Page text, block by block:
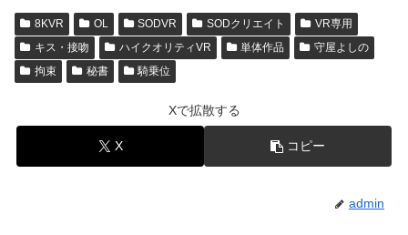
8KVR OL SODVR SODクリエイト
VR専用
キス・接吻
ハイクオリティVR 単体作品
守屋よしの
拘束
秘書 騎乗位
Xで拡散する
X コピー
admin